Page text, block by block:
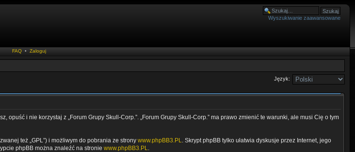
Wyszukiwanie zaawansowane
FAQ • Zaloguj
Język:
i nie korzystaj z „Forum Grupy Skull-Corp.”. „Forum Grupy Skull-Corp.” ma prawo zmienić te warunki, ale musi Cię o tym
też „GPL”) i możliwym do pobrania ze strony www.phpBB3.PL
. Skrypt phpBB tylko ułatwia dyskusje przez Internet, jego
phpBB można znaleźć na stronie www.phpBB3.PL